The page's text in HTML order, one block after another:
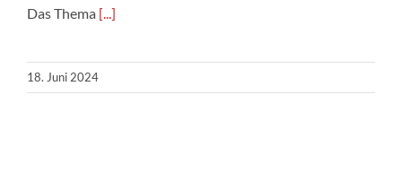
Das Thema [...]
18. Juni 2024